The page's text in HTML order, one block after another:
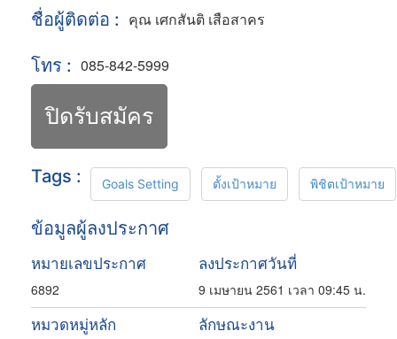
ชื่อผู้ติดต่อ : คุณ เศกสันติ เสือสาคร
โทร : 085-842-5999
ปิดรับสมัคร
Tags : Goals Setting ตั้งเป้าหมาย พิชิตเป้าหมาย
ข้อมูลผู้ลงประกาศ
หมายเลขประกาศ
6892
ลงประกาศวันที่
9 เมษายน 2561 เวลา 09:45 น.
หมวดหมู่หลัก
ลักษณะงาน